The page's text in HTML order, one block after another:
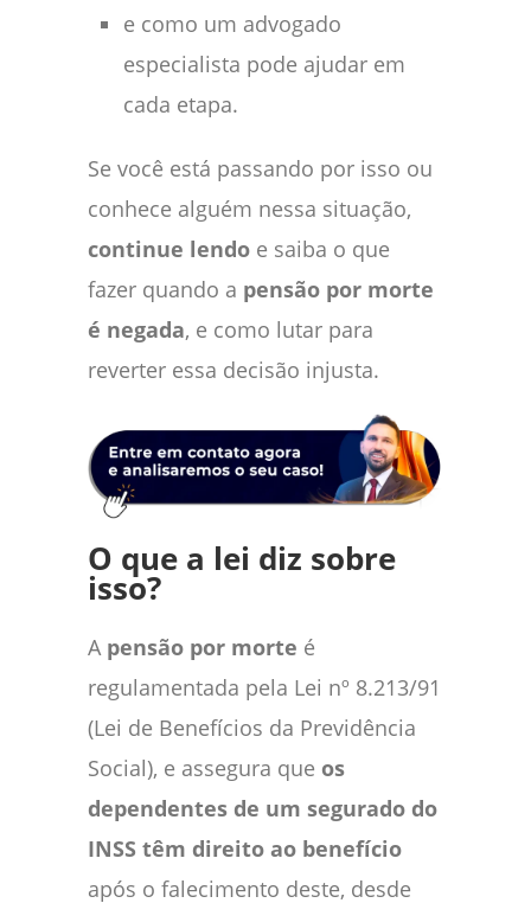
e como um advogado
especialista pode ajudar em
cada etapa.
Se você está passando por isso ou
conhece alguém nessa situação,
continue lendo e saiba o que
fazer quando a pensão por morte
é negada, e como lutar para
reverter essa decisão injusta.
O que a lei diz sobre
isso?
A pensão por morte é
regulamentada pela Lei nº 8.213/91
(Lei de Benefícios da Previdência
Social), e assegura que os
dependentes de um segurado do
INSS têm direito ao benefício
após o falecimento deste, desde